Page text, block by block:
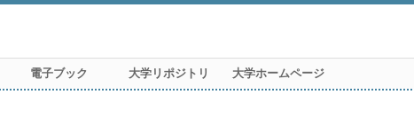
電子ブック 大学リポジトリ 大学ホームページ